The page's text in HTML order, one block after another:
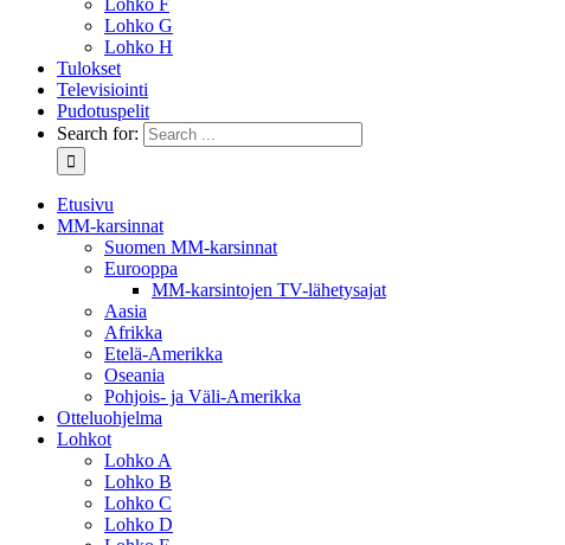
Lohko F
Lohko G
Lohko H
Tulokset
Televisiointi
Pudotuspelit
Search for:
Etusivu
MM-karsinnat
Suomen MM-karsinnat
Eurooppa
MM-karsintojen TV-lähetysajat
Aasia
Afrikka
Etelä-Amerikka
Oseania
Pohjois- ja Väli-Amerikka
Otteluohjelma
Lohkot
Lohko A
Lohko B
Lohko C
Lohko D